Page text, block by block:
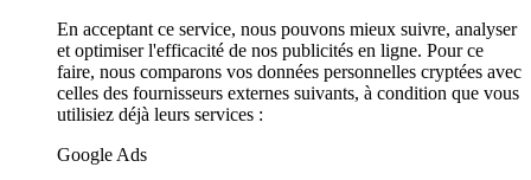
En acceptant ce service, nous pouvons mieux suivre, analyser
et optimiser l'efficacité de nos publicités en ligne. Pour ce
faire, nous comparons vos données personnelles cryptées avec
celles des fournisseurs externes suivants, à condition que vous
utilisiez déjà leurs services :
Google Ads